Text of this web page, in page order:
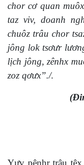
chor cơ quan
taz viv, doanh
chuôz trâu chor
jông lok tsơưr
lịch jông, zênhx
zoz qơưx”./.